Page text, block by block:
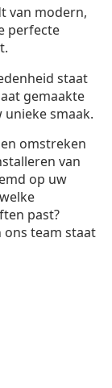
van modern,
perfecte
staat
gemaakte
smaak.
omstreken
van
op uw
past?
ons team staat